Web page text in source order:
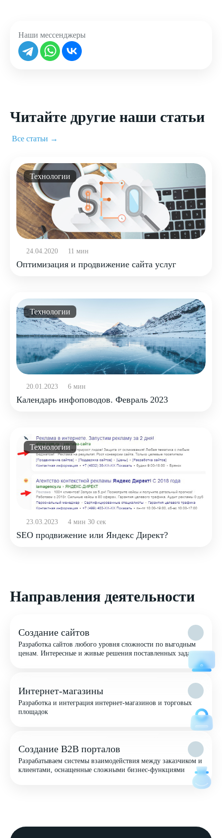
Наши мессенджеры
Читайте другие наши статьи
Все статьи →
Технологии
24.04.2020 11 мин
Оптимизация и продвижение сайта услуг
Технологии
20.01.2023 6 мин
Календарь инфоповодов. Февраль 2023
Технологии
23.03.2023 4 мин 30 сек
SEO продвижение или Яндекс Директ?
Направления деятельности
Создание сайтов
Разработка сайтов любого уровня сложности по выгодным
ценам. Интересные и живые решения поставленных задач
Интернет-магазины
Разработка и интеграция интернет-магазинов и торговых
площадок
Создание B2B порталов
Разрабатываем системы взаимодействия между заказчиком и
клиентами, оснащенные сложными бизнес-функциями